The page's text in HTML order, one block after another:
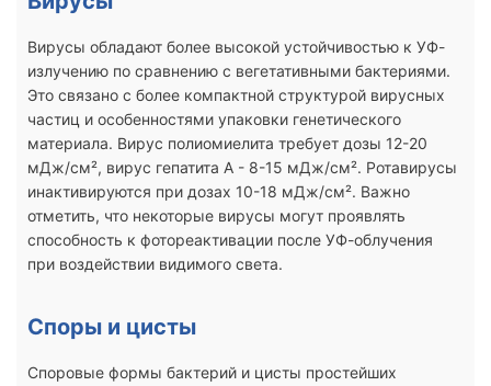
Вирусы обладают более высокой устойчивостью к УФ-
излучению по сравнению с вегетативными бактериями.
Это связано с более компактной структурой вирусных
частиц и особенностями упаковки генетического
материала. Вирус полиомиелита требует дозы 12-20
мДж/см², вирус гепатита А - 8-15 мДж/см². Ротавирусы
инактивируются при дозах 10-18 мДж/см². Важно
отметить, что некоторые вирусы могут проявлять
способность к фотореактивации после УФ-облучения
при воздействии видимого света.
Споры и цисты
Споровые формы бактерий и цисты простейших